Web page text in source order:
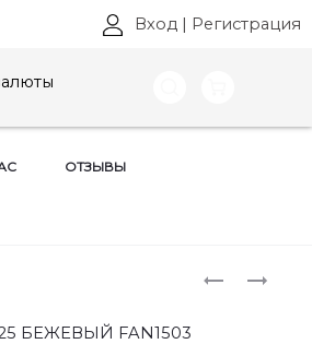
Вход | Регистрация
ОТЗЫВЫ
ПЛАТЬЯ
ПЛАТЬЯ
БЕЖЕВЫЙ FAN1503